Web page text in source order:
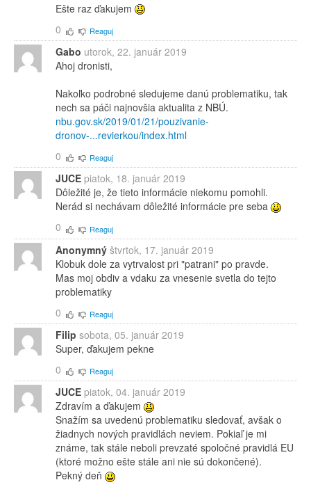
Ešte raz ďakujem
0
Reaguj
Gabo utorok, 22. január 2019
Ahoj dronisti,
Nakoľko podrobné sledujeme danú problematiku, tak
nech sa páči najnovšia aktualita z NBÚ.
nbu.gov.sk/2019/01/21/pouzivanie-
dronov-...revierkou/index.html
0
Reaguj
JUCE piatok, 18. január 2019
Dôležité je, že tieto informácie niekomu pomohli.
Nerád si nechávam dôležité informácie pre seba
0
Reaguj
Anonymný štvrtok, 17. január 2019
Klobuk dole za vytrvalost pri "patrani" po pravde.
Mas moj obdiv a vdaku za vnesenie svetla do tejto
problematiky
0
Reaguj
Filip sobota, 05. január 2019
Super, ďakujem pekne
0
Reaguj
JUCE piatok, 04. január 2019
Zdravím a ďakujem
Snažím sa uvedenú problematiku sledovať, avšak o
žiadnych nových pravidlách neviem. Pokiaľ je mi
známe, tak stále neboli prevzaté spoločné pravidlá EU
(ktoré možno ešte stále ani nie sú dokončené).
Pekný deň